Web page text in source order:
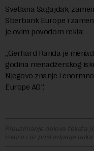
Svetlana Sagajdak,
Sberbank Europe i
je ovim povodom rekla:
„Gerhard Randa je
godina menadžerskog
Njegovo znanje i
Europe AG“.
Preuzimanje delova teksta
izvora i uz postavljanje